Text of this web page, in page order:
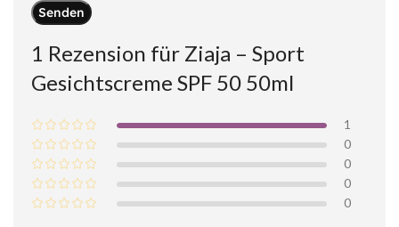
1 Rezension für Ziaja – Sport
Gesichtscreme SPF 50 50ml
1
0
0
0
0